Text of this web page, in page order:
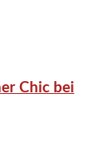
Chic bei